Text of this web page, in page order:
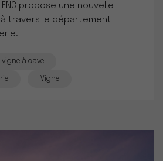
propose une nouvelle
travers le département
vigne à cave
Vigne